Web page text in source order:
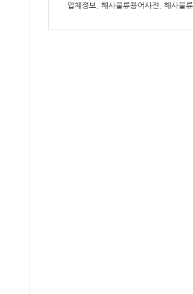
업체정보, 해사물류용어사전, 해사물